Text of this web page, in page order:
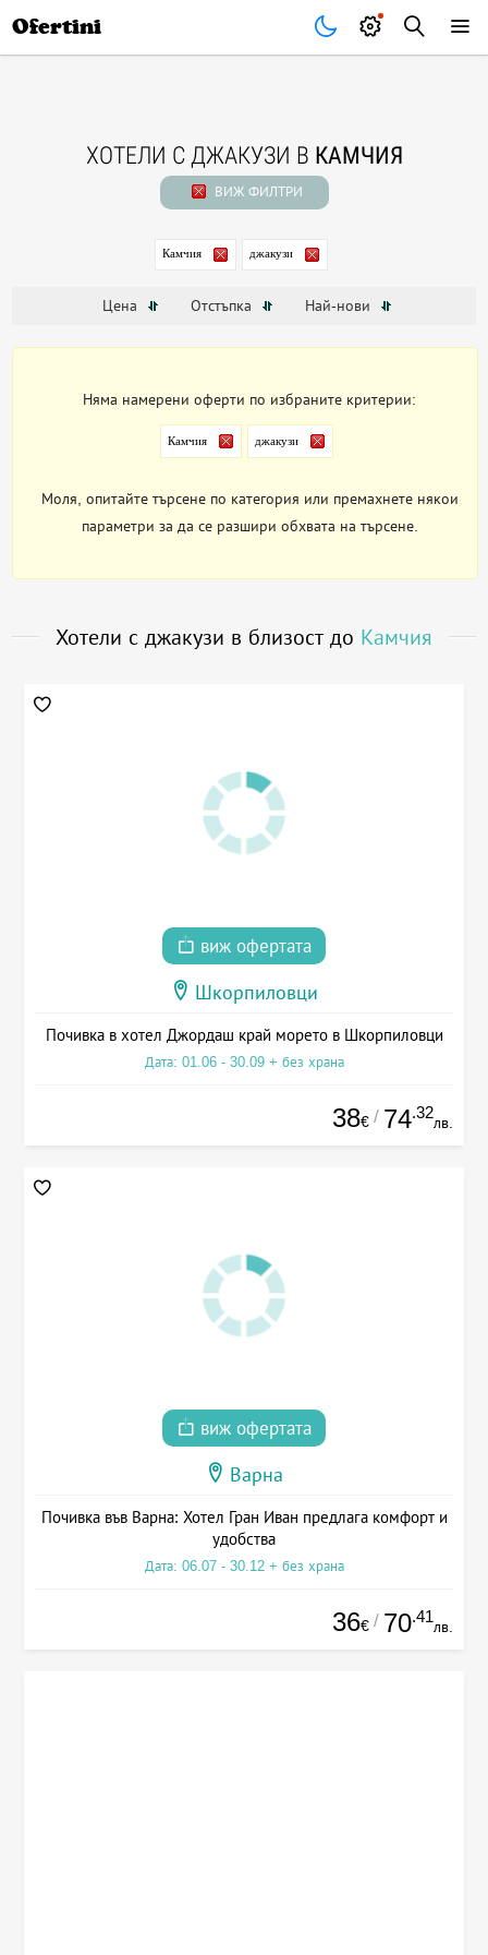
Ofertini
ХОТЕЛИ С ДЖАКУЗИ В КАМЧИЯ
ВИЖ ФИЛТРИ
Камчия джакузи
Цена Отстъпка Най-нови
Няма намерени оферти по избраните критерии:
Камчия джакузи
Моля, опитайте търсене по категория или премахнете някои
параметри за да се разшири обхвата на търсене.
Хотели с джакузи в близост до Камчия
виж офертата
Шкорпиловци
Почивка в хотел Джордаш край морето в Шкорпиловци
Дата: 01.06 - 30.09 + без храна
38€ / 74.32
лв.
виж офертата
Варна
Почивка във Варна: Хотел Гран Иван предлага комфорт и
удобства
Дата: 06.07 - 30.12 + без храна
36€ / 70.41
лв.